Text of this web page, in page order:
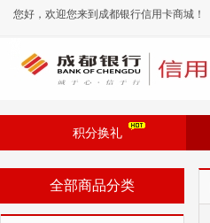
您好，欢迎您来到成都银行信用卡商城！
积分换礼
全部商品分类